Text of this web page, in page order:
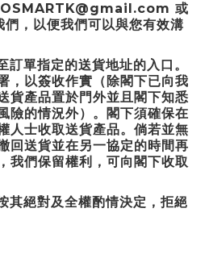
或
們，以便我們可以與您有效溝
訂單指定的送貨地址的入口。
，以簽收作實（除閣下已向我
貨產品置於門外並且閣下知悉
險的情況外）。閣下須確保在
人士收取送貨產品。倘若並無
回送貨並在另一協定的時間再
我們保留權利，可向閣下收取
其絕對及全權酌情決定，拒絕